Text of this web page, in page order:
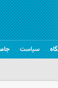
سیاست